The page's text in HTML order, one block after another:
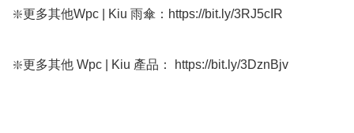
❇️更多其他Wpc | Kiu 雨傘：https://bit.ly/3RJ5cIR
❇️更多其他 Wpc | Kiu 產品： https://bit.ly/3DznBjv